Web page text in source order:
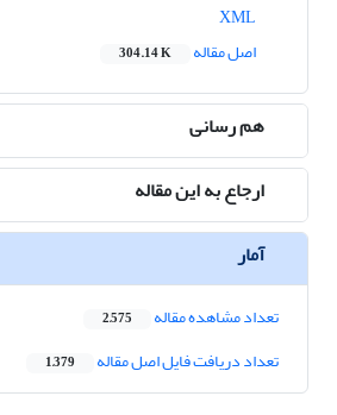
اصل مقاله
304.14 K
هم رسانی
ارجاع به این مقاله
آمار
تعداد مشاهده مقاله 2,575
تعداد دریافت فایل اصل مقاله 1,379